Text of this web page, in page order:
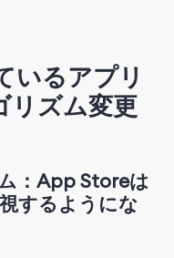
いるアプリ
リズム変更
：App Storeは
するようにな